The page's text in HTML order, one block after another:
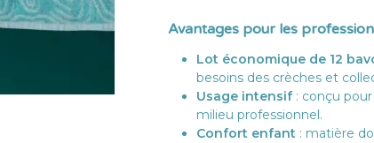
Avantages pour les
Lot économique de 12
besoins des crèches et
Usage intensif: conçu pour
milieu professionnel.
Confort enfant : matière